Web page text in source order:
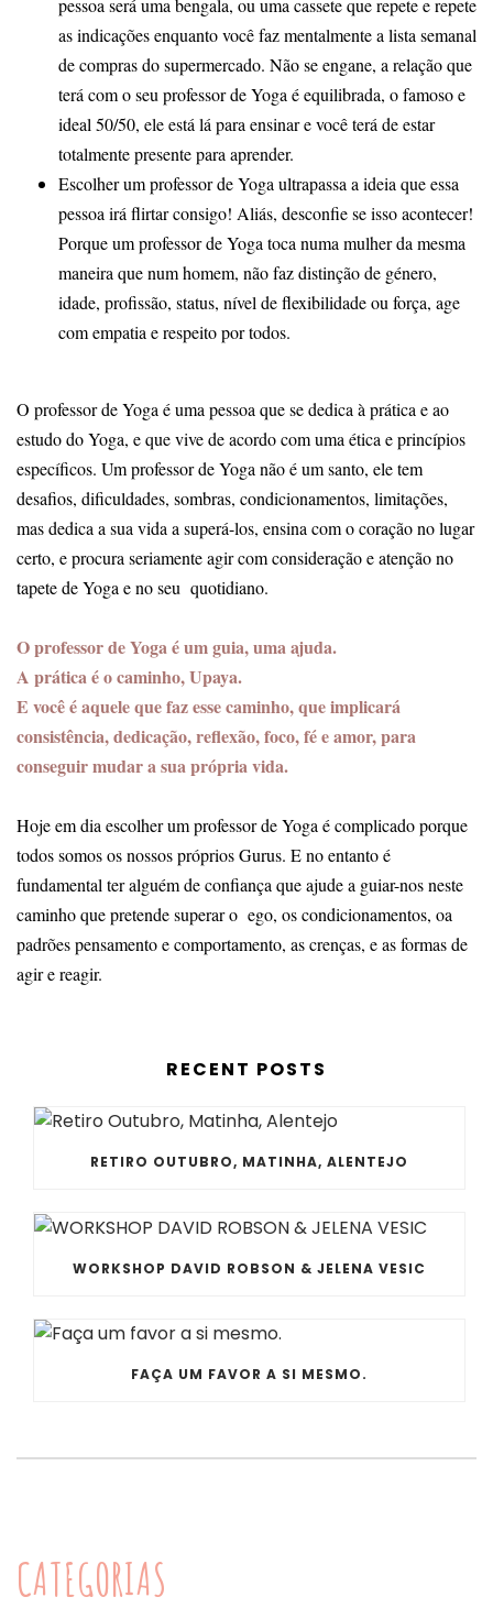
as indicações enquanto você faz mentalmente a lista semanal
de compras do supermercado. Não se engane, a relação que
terá com o seu professor de Yoga é equilibrada, o famoso e
ideal 50/50, ele está lá para ensinar e você terá de estar
totalmente presente para aprender.
Escolher um professor de Yoga ultrapassa a ideia que essa
pessoa irá flirtar consigo! Aliás, desconfie se isso acontecer!
Porque um professor de Yoga toca numa mulher da mesma
maneira que num homem, não faz distinção de género,
idade, profissão, status, nível de flexibilidade ou força, age
com empatia e respeito por todos.
O professor de Yoga é uma pessoa que se dedica à prática e ao
estudo do Yoga, e que vive de acordo com uma ética e princípios
específicos. Um professor de Yoga não é um santo, ele tem
desafios, dificuldades, sombras, condicionamentos, limitações,
mas dedica a sua vida a superá-los, ensina com o coração no lugar
certo, e procura seriamente agir com consideração e atenção no
tapete de Yoga e no seu quotidiano.
O professor de Yoga é um guia, uma ajuda.
A prática é o caminho, Upaya.
E você é aquele que faz esse caminho, que implicará
consistência, dedicação, reflexão, foco, fé e amor, para
conseguir mudar a sua própria vida.
Hoje em dia escolher um professor de Yoga é complicado porque
todos somos os nossos próprios Gurus. E no entanto é
fundamental ter alguém de confiança que ajude a guiar-nos neste
caminho que pretende superar o ego, os condicionamentos, oa
padrões pensamento e comportamento, as crenças, e as formas de
agir e reagir.
RECENT POSTS
RETIRO OUTUBRO, MATINHA, ALENTEJO
WORKSHOP DAVID ROBSON & JELENA VESIC
FAÇA UM FAVOR A SI MESMO.
CATEGORIAS